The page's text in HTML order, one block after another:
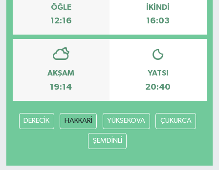
ÖĞLE
12:16
İKINDI
16:03
AKŞAM
19:14
YATSI
20:40
DERECİK HAKKARİ YÜKSEKOVA ÇUKURCA
ŞEMDİNLİ